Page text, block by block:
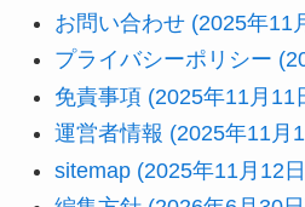
お問い合わせ (2025年11
プライバシーポリシー
免責事項 (2025年11月11
運営者情報 (2025年11月
sitemap (2025年11月12